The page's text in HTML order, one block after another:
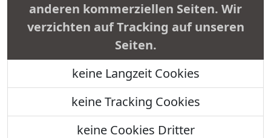
anderen kommerziellen Seiten. Wir
verzichten auf Tracking auf unseren
Seiten.
keine Langzeit Cookies
keine Tracking Cookies
keine Cookies Dritter